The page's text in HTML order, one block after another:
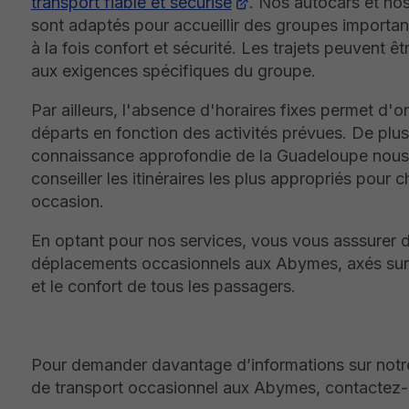
sont adaptés pour accueillir des groupes
à la fois confort et sécurité. Les trajets peuvent
aux exigences spécifiques du groupe.
Par ailleurs, l'absence d'horaires fixes permet
départs en fonction des activités prévues. De
connaissance approfondie de la Guadeloupe
conseiller les itinéraires les plus appropriés pour
occasion.
En optant pour nos services, vous vous asssurer
déplacements occasionnels aux Abymes, axés
et le confort de tous les passagers.
Pour demander davantage d’informations sur
de transport occasionnel aux Abymes,